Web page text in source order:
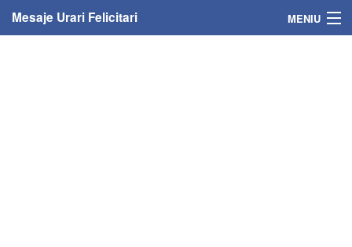
Mesaje Urari Felicitari MENIU